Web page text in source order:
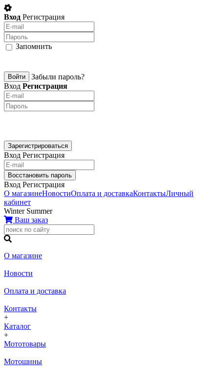
Вход Регистрация
Запомнить
Забыли пароль?
Вход Регистрация
Вход Регистрация
Вход Регистрация
О магазинеНовостиОплата и доставкаКонтактыЛичный
кабинет
Winter Summer
Ваш заказ
О магазине
Новости
Оплата и доставка
Контакты
+
Каталог
+
Мототовары
Мотошины